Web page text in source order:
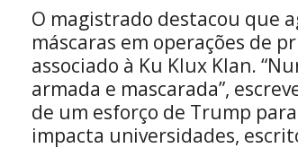
O magistrado destacou que
máscaras em operações de
associado à Ku Klux Klan.
armada e mascarada”,
de um esforço de Trump
impacta universidades,